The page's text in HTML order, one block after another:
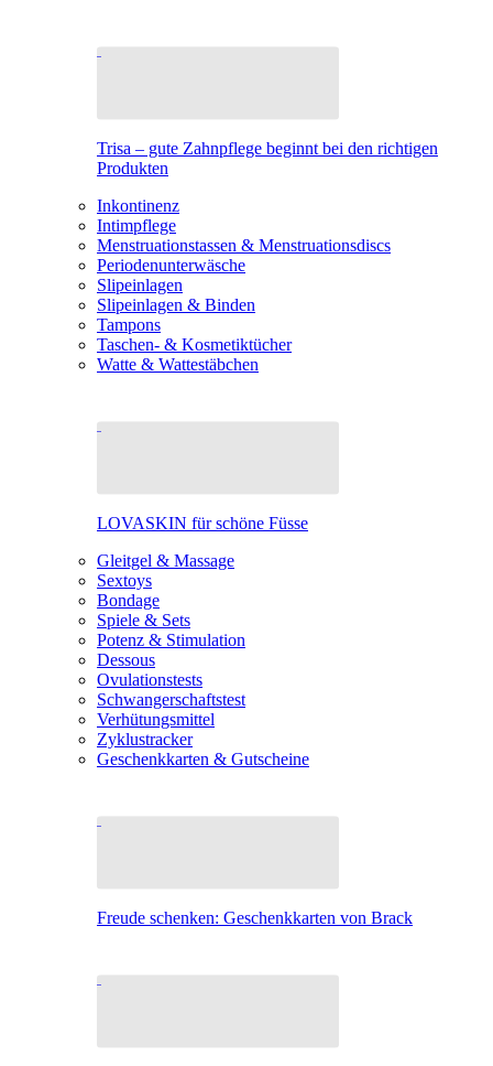
Trisa – gute Zahnpflege beginnt bei den richtigen
Produkten
Inkontinenz
Intimpflege
Menstruationstassen & Menstruationsdiscs
Periodenunterwäsche
Slipeinlagen
Slipeinlagen & Binden
Tampons
Taschen- & Kosmetiktücher
Watte & Wattestäbchen
LOVASKIN für schöne Füsse
Gleitgel & Massage
Sextoys
Bondage
Spiele & Sets
Potenz & Stimulation
Dessous
Ovulationstests
Schwangerschaftstest
Verhütungsmittel
Zyklustracker
Geschenkkarten & Gutscheine
Freude schenken: Geschenkkarten von Brack